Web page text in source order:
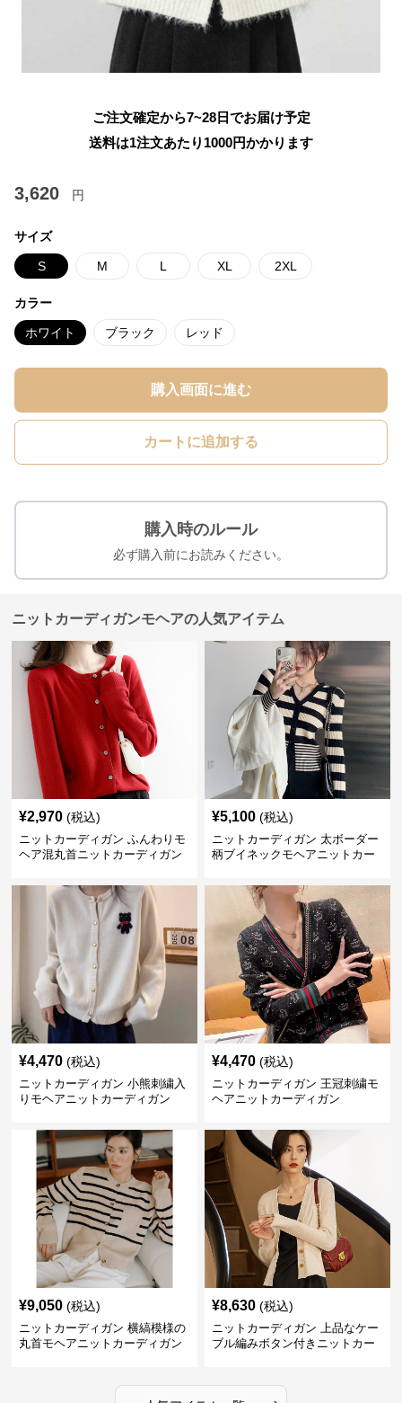
ご注文確定から7~28日でお届け予定
送料は1注文あたり 1000円かかります
3,620 円
サイズ
S M L XL 2XL
カラー
ホワイト ブラック レッド
購入画面に進む
カートに追加する
購入時のルール
必ず購入前にお読みください。
ニットカーディガンモヘアの人気アイテム
¥2,970 (税込)
ニットカーディガン ふんわりモ
ヘア混丸首ニットカーディガン
¥5,100 (税込)
ニットカーディガン 太ボーダー
柄ブイネックモヘアニットカー
¥4,470 (税込)
ニットカーディガン 小熊刺繍入
りモヘアニットカーディガン
¥4,470 (税込)
ニットカーディガン 王冠刺繍モ
ヘアニットカーディガン
¥9,050 (税込)
ニットカーディガン 横縞模様の
丸首モヘアニットカーディガン
¥8,630 (税込)
ニットカーディガン 上品なケー
ブル編みボタン付きニットカー